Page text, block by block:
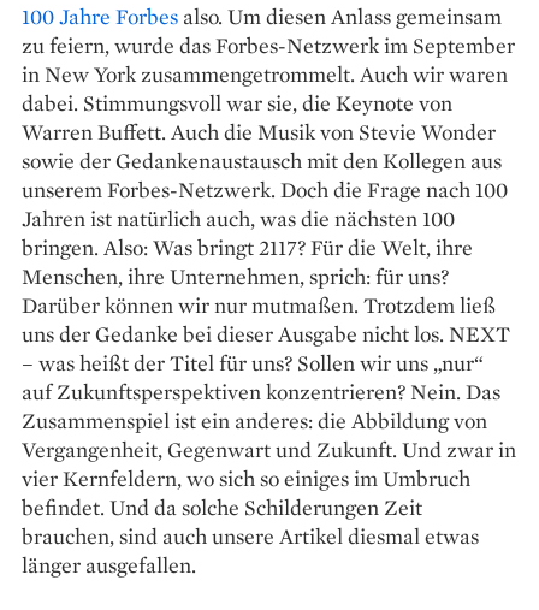
100 Jahre Forbes also. Um diesen Anlass gemeinsam
zu feiern, wurde das Forbes-Netzwerk im September
in New York zusammengetrommelt. Auch wir waren
dabei. Stimmungsvoll war sie, die Keynote von
Warren Buffett. Auch die Musik von Stevie Wonder
sowie der Gedankenaustausch mit den Kollegen aus
unserem Forbes-Netzwerk. Doch die Frage nach 100
Jahren ist natürlich auch, was die nächsten 100
bringen. Also: Was bringt 2117? Für die Welt, ihre
Menschen, ihre Unternehmen, sprich: für uns?
Darüber können wir nur mutmaßen. Trotzdem ließ
uns der Gedanke bei dieser Ausgabe nicht los. NEXT
– was heißt der Titel für uns? Sollen wir uns „nur“
auf Zukunftsperspektiven konzentrieren? Nein. Das
Zusammenspiel ist ein anderes: die Abbildung von
Vergangenheit, Gegenwart und Zukunft. Und zwar in
vier Kernfeldern, wo sich so einiges im Umbruch
befindet. Und da solche Schilderungen Zeit
brauchen, sind auch unsere Artikel diesmal etwas
länger ausgefallen.